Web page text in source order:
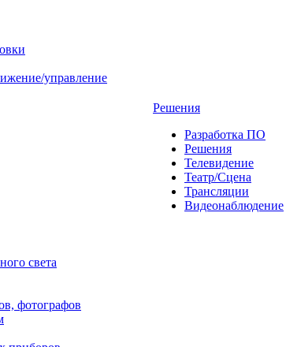
управление
света
фотографов
Решения
Разработка ПО
Решения
Телевидение
Театр/Сцена
Трансляции
Видеонаблюдение